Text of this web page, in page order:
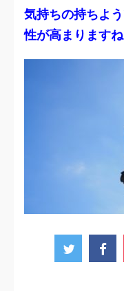
気持ちの持ちよ
性が高まりますね